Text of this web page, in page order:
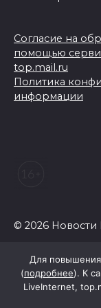
Согласие на
помощью
top.mail.ru
Политика
информации
© 2026 Новости
Для повышения
(подробнее). К
LiveInternet,